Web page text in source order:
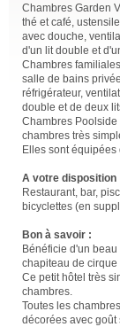
Chambres Garden
thé et café,
avec douche,
d'un lit double et
Chambres
salle de bains
réfrigérateur,
double et de deux
Chambres Poolside
chambres très
Elles sont équipées
A votre disposition
Restaurant, bar,
bicyclettes (en
Bon à savoir :
Bénéficie d'un
chapiteau de
Ce petit hôtel très
chambres.
Toutes les
décorées avec goût